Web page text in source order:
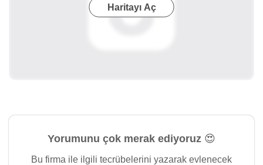
Haritayı Aç
Yorumunu çok merak ediyoruz 😍
Bu firma ile ilgili tecrübelerini yazarak evlenecek